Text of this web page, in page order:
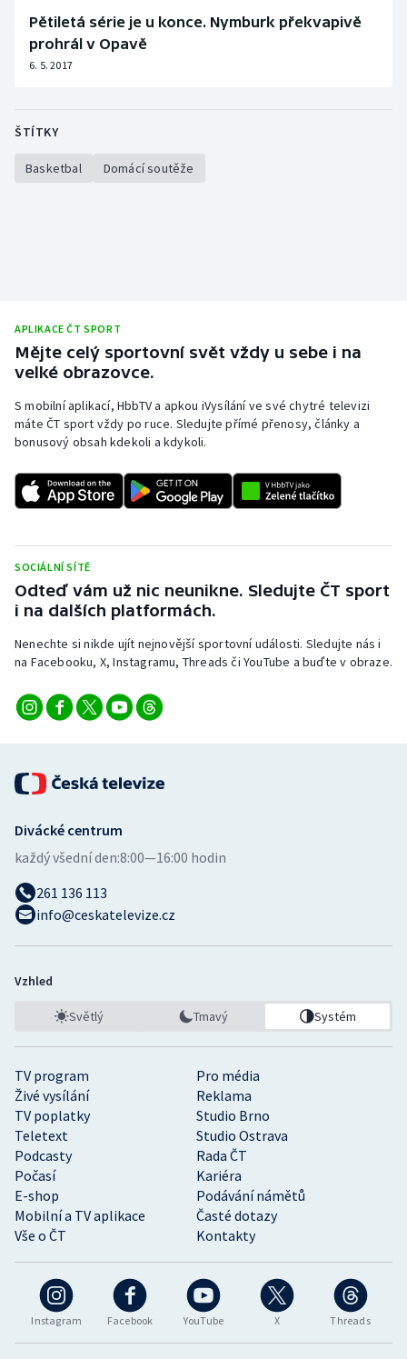
Pětiletá série je u konce. Nymburk překvapivě
prohrál v Opavě
6. 5. 2017
ŠTÍTKY
Basketbal Domácí soutěže
APLIKACE ČT SPORT
Mějte celý sportovní svět vždy u sebe i na
velké obrazovce.
S mobilní aplikací, HbbTV a apkou iVysílání ve své chytré televizi
máte ČT sport vždy po ruce. Sledujte přímé přenosy, články a
bonusový obsah kdekoli a kdykoli.
SOCIÁLNÍ SÍTĚ
Odteď vám už nic neunikne. Sledujte ČT sport
i na dalších platformách.
Nenechte si nikde ujít nejnovější sportovní události. Sledujte nás i
na Facebooku, X, Instagramu, Threads či YouTube a buďte v obraze.
Instagram Facebook YouTube X Threads
TV program
Pro média
Živé vysílání
Reklama
TV poplatky
Studio Brno
Teletext
Studio Ostrava
Podcasty
Rada ČT
Počasí
Kariéra
E-shop
Podávání námětů
Mobilní a TV aplikace
Časté dotazy
Vše o ČT
Kontakty
Divácké centrum
každý všední den:8:00—16:00 hodin
261 136 113
info@ceskatelevize.cz
Vzhled
Světlý Tmavý Systém